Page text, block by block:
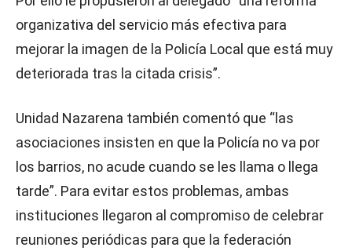
organizativa del servicio más efectiva para
mejorar la imagen de la Policía Local que está muy
deteriorada tras la citada crisis”.
Unidad Nazarena también comentó que “las
asociaciones insisten en que la Policía no va por
los barrios, no acude cuando se les llama o llega
tarde”. Para evitar estos problemas, ambas
instituciones llegaron al compromiso de celebrar
reuniones periódicas para que la federación